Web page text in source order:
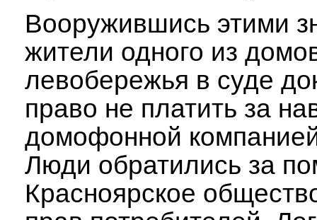
Вооружившись этими
жители одного из
левобережья в суде
право не платить за
домофонной
Люди обратились за
Красноярское